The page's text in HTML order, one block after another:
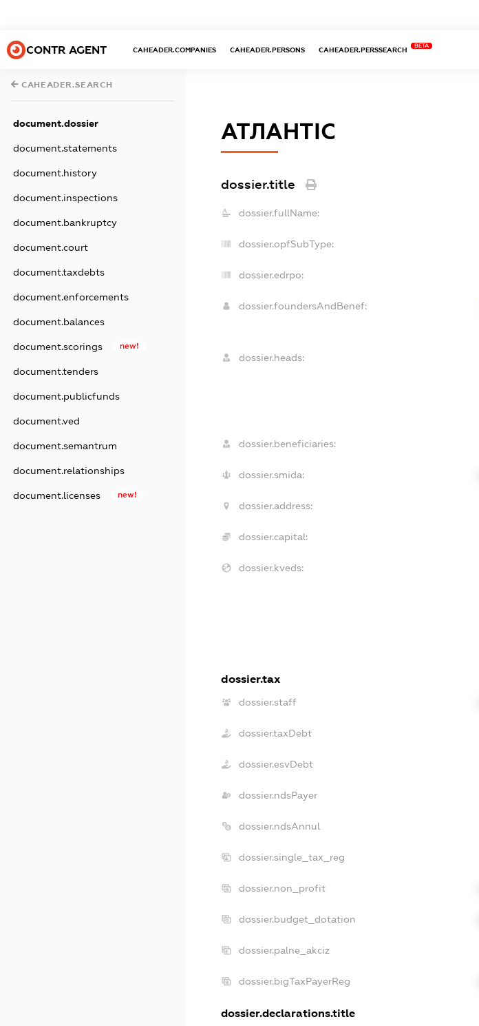
CONTR AGENT CAHEADER.COMPANIES CAHEADER.PERSONS CAHEADER.PERSSEARCH
BETA
CAHEADER.SEARCH
document.dossier
document.statements
document.history
document.inspections
document.bankruptcy
document.court
document.taxdebts
document.enforcements
document.balances
document.scorings new!
document.tenders
document.publicfunds
document.ved
document.semantrum
document.relationships
document.licenses new!
АТЛАНТІС
dossier.title
dossier.fullName:
dossier.opfSubType:
dossier.edrpo:
dossier.foundersAndBenef:
dossier.heads:
dossier.beneficiaries:
dossier.smida:
dossier.address:
dossier.capital:
dossier.kveds:
dossier.tax
dossier.staff
dossier.taxDebt
dossier.esvDebt
dossier.ndsPayer
dossier.ndsAnnul
dossier.single_tax_reg
dossier.non_profit
dossier.budget_dotation
dossier.palne_akciz
dossier.bigTaxPayerReg
dossier.declarations.title